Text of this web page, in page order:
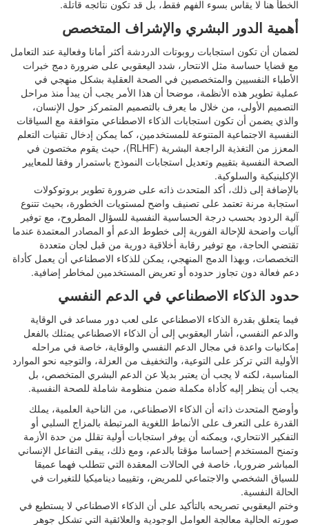
الخطأ هنا لا يقاس بسوء الفهم فقط، بل قد تكون نتائجه قاتلة.
أهمية الدور البشري والإشراف المتخصص
لضمان أن تكون استجابات روبوتات الدردشة أكثر أمانا وفعالية عند التعامل
مع قضايا حساسة مثل الانتحار، شدد اليعقوبي على ضرورة دمج خبرات
الأطباء النفسيين والمتخصصين في الصحة العقلية بشكل منهجي في
عملية تطوير هذه الأنظمة، موضحا أن هذا الأمر يجب أن يبدأ منذ مراحل
التصميم الأولى، من خلال ما يعرف بالتصميم المتمركز حول الإنسان،
والذي يضمن أن تكون استجابات الذكاء الاصطناعي متوافقة مع السياقات
النفسية الاجتماعية المتنوعة للمستخدمين، كما يمكن إدخال تقنيات التعلم
المعزز من التغذية الراجعة البشرية (RLHF)، حيث يقوم مختصون في
الصحة النفسية بتقييم وتعديل استجابات النموذج باستمرار وفقا للمعايير
الإكلينيكية والسلوكية.
بالإضافة إلى ذلك، أكد المتحدث ذاته على ضرورة تطوير بروتوكولات
استجابة مرنة تعتمد على تصنيف واضح لمستويات الخطورة، بحيث تتنوع
آلية الردود بحسب درجة الحساسية النفسية للسؤال المطروح، مع توفير
آليات واضحة للإحالة الفورية إلى خطوط الدعم أو المصادر المعتمدة عندما
تقتضي الحاجة، مع توفير رقابة أخلاقية دورية من قبل لجان متعددة
التخصصات، وبهذا الدمج المنهجي، يمكن للذكاء الاصطناعي أن يعمل كأداة
دعم فعالة دون تجاوز حدوده أو تعريض المستخدمين لمخاطر إضافية.
حدود الذكاء الاصطناعي في الدعم النفسي
فيما يتعلق بقدرة الذكاء الاصطناعي على لعب دور مساعد في الوقاية
والدعم النفسي، أشار اليعقوبي إلى أن الذكاء الاصطناعي يمتلك بالفعل
إمكانيات واعدة في مجال الدعم النفسي والوقاية، خاصة في مراحله
الأولية التي تركز على التوعية، والتخفيف من العزلة، والتوجيه نحو الموارد
المناسبة، لكنه لا يجب أن يعتبر بديلا عن الدعم البشري المتخصص، بل
يجب أن ينظر إليه كأداة مكملة ضمن منظومة شاملة للصحة النفسية.
وأوضح المتحدث ذاته أن الذكاء الاصطناعي، من الناحية العلمية، يملك
القدرة على التعرف على الأنماط اللغوية المرتبطة بالمزاج السلبي أو
التفكير الانتحاري، ويمكنه أن يوفر استجابات أولية تقلل من حدة الأزمة
وتمنح المستخدم إحساسا مؤقتا بالدعم، ومع ذلك، يبقى التفاعل الإنساني
المباشر ضروريا، خاصة في الحالات المعقدة التي تتطلب فهما عميقا
للسياق الشخصي والاجتماعي للمريض، وتقييما ديناميكيا للتغيرات في
الحالة النفسية.
وختم اليعقوبي تصريحه بالتأكيد على أن الذكاء الاصطناعي لا يستطيع في
صورته الحالية معالجة العوامل الوجودية والعلائقية التي تشكل جوهر